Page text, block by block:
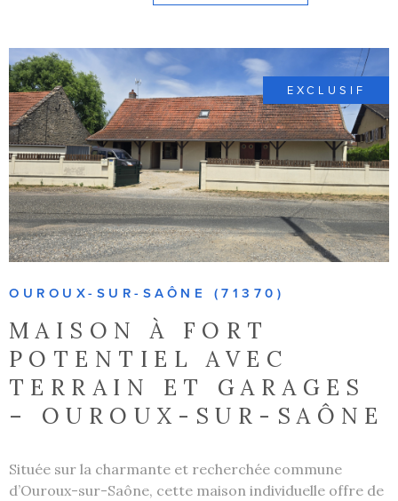
CONTACT
OUROUX-SUR-SAÔNE (71370)
MAISON À FORT
POTENTIEL AVEC
TERRAIN ET GARAGES
– OUROUX-SUR-SAÔNE
Située sur la charmante et recherchée commune
d’Ouroux-sur-Saône, cette maison individuelle offre de
EXCLUSIF
VOIR LE BIEN